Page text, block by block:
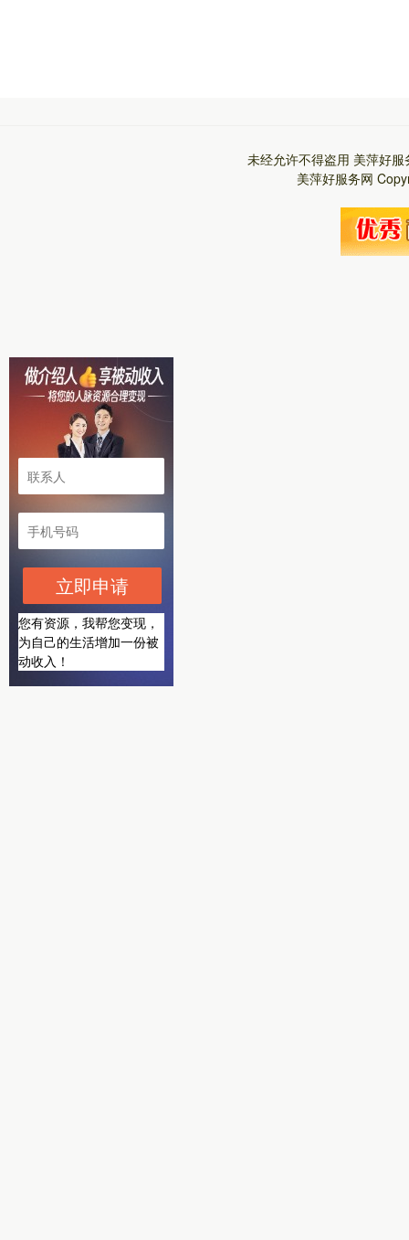
未经允许不得盗用 美萍好服
美萍好服务网
立即申请
您有资源，我帮您变现，
为自己的生活增加一份被
动收入！